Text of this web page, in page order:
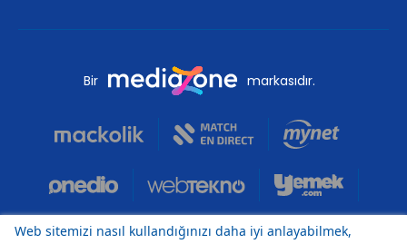
Bir markasıdır.